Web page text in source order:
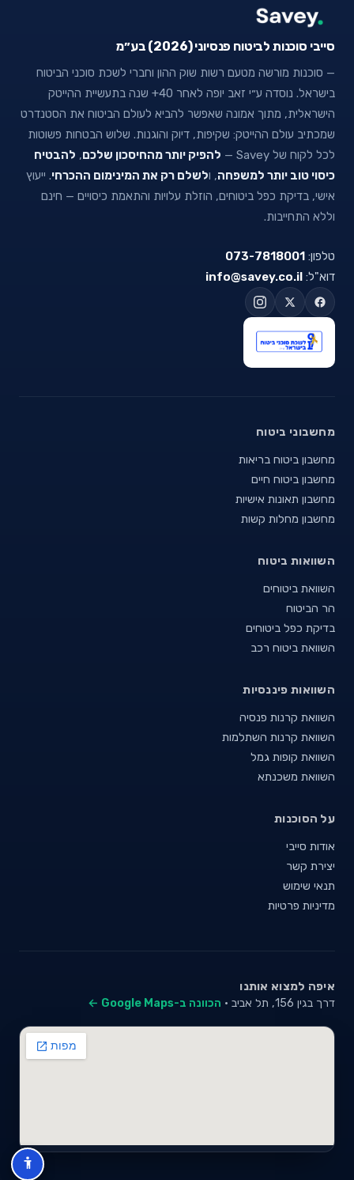
סייבי סוכנות לביטוח פנסיוני (2026) בע״מ
— סוכנות מורשה מטעם רשות שוק ההון וחברי לשכת סוכני הביטוח
בישראל. נוסדה ע״י זאב יופה לאחר 40+ שנה בתעשיית ההייטק
הישראלית, מתוך אמונה שאפשר להביא לעולם הביטוח את הסטנדרט
שמכתיב עולם ההייטק: שקיפות, דיוק והוגנות. שלוש הבטחות פשוטות
לכל לקוח של Savey —
להפיק יותר מהחיסכון שלכם, להבטיח
כיסוי טוב יותר למשפחה, ולשלם רק את המינימום ההכרחי. ייעוץ
אישי, בדיקת כפל ביטוחים, הוזלת עלויות והתאמת כיסויים — חינם
וללא התחייבות.
טלפון: 073-7818001
דוא"ל: info@savey.co.il
מחשבוני ביטוח
מחשבון ביטוח בריאות
מחשבון ביטוח חיים
מחשבון תאונות אישיות
מחשבון מחלות קשות
השוואות ביטוח
השוואת ביטוחים
הר הביטוח
בדיקת כפל ביטוחים
השוואת ביטוח רכב
השוואות פיננסיות
השוואת קרנות פנסיה
השוואת קרנות השתלמות
השוואת קופות גמל
השוואת משכנתא
על הסוכנות
אודות סייבי
יצירת קשר
תנאי שימוש
מדיניות פרטיות
איפה למצוא אותנו
דרך בגין 156, תל אביב · הכוונה ב-Google Maps ←